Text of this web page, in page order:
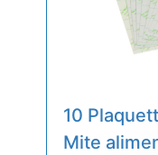
10
Mite